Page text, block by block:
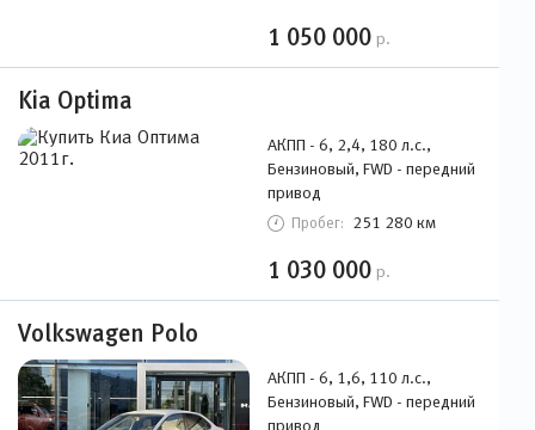
1 050 000 р.
Kia Optima
АКПП - 6, 2,4, 180 л.с.,
Бензиновый, FWD - передний
привод
Пробег: 251 280 км
1 030 000 р.
Volkswagen Polo
АКПП - 6, 1,6, 110 л.с.,
Бензиновый, FWD - передний
привод